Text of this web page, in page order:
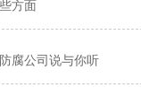
方面
腐公司说与你听